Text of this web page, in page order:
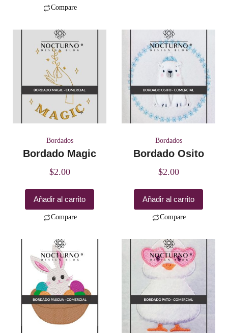
Compare
Bordados
Bordado Magic
$2.00
Añadir al carrito
Compare
Bordados
Bordado Osito
$2.00
Añadir al carrito
Compare